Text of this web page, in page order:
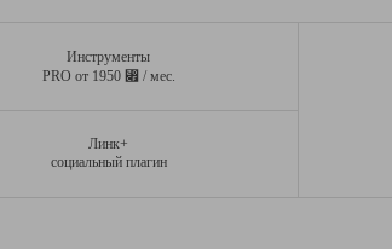
Инструменты
PRO от 1950 ⃏ / мес.
Линк+
социальный плагин